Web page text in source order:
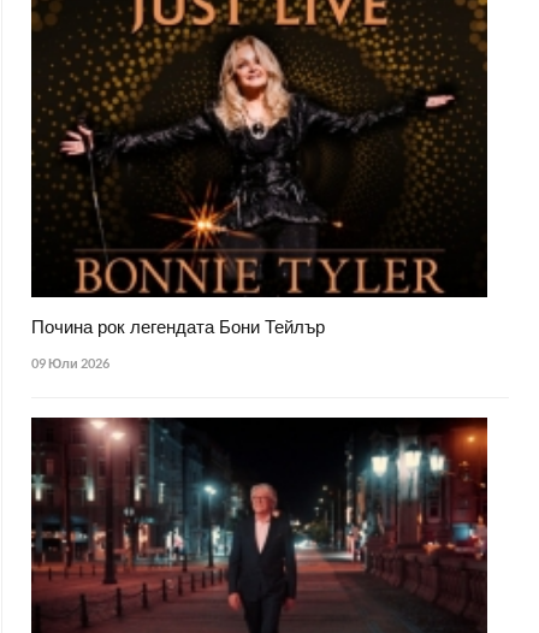
Почина рок легендата Бони Тейлър
09 Юли 2026